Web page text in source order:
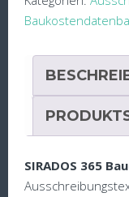
SIRADOS 365